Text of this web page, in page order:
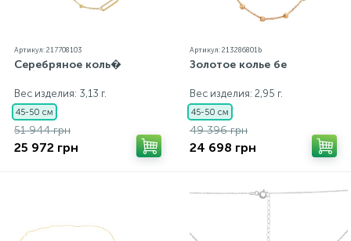
Артикул: 217708103
Серебряное коль�
Вес изделия: 3,13 г.
45-50 см
51 944 грн
25 972 грн
Артикул: 213286801b
Золотое колье бе
Вес изделия: 2,95 г.
45-50 см
49 396 грн
24 698 грн